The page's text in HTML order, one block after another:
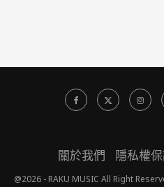
關於我們 隱私權
@2026 - RAKU MUSIC All Right